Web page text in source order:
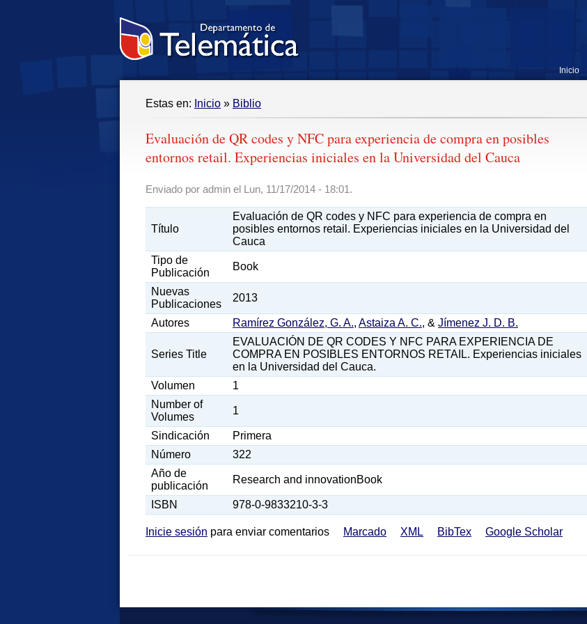
Inicio
Estas en: Inicio » Biblio
Evaluación de QR codes y NFC para experiencia de compra en posibles
entornos retail. Experiencias iniciales en la Universidad del Cauca
Enviado por admin el Lun, 11/17/2014 - 18:01.
Título
Evaluación de QR codes y NFC para experiencia de compra en
posibles entornos retail. Experiencias iniciales en la Universidad del
Cauca
Tipo de
Publicación
Book
Nuevas
Publicaciones
2013
Autores Ramírez González, G. A., Astaiza A. C., & Jímenez J. D. B.
Series Title
EVALUACIÓN DE QR CODES Y NFC PARA EXPERIENCIA DE
COMPRA EN POSIBLES ENTORNOS RETAIL. Experiencias iniciales
en la Universidad del Cauca.
Volumen
1
Number of
Volumes
1
Sindicación
Primera
Número
322
Año de
publicación
Research and innovationBook
ISBN 978-0-9833210-3-3
Inicie sesión para enviar comentarios Marcado XML BibTex Google Scholar